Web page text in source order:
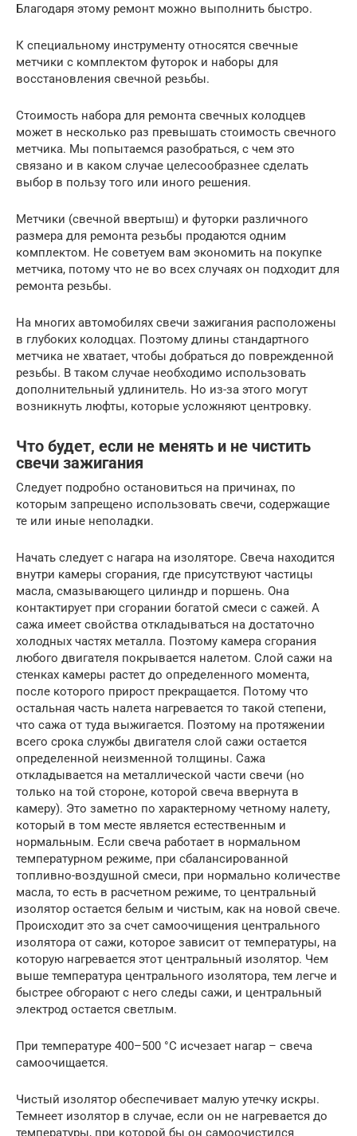
Благодаря этому ремонт можно выполнить быстро.
К специальному инструменту относятся свечные
метчики с комплектом футорок и наборы для
восстановления свечной резьбы.
Стоимость набора для ремонта свечных колодцев
может в несколько раз превышать стоимость свечного
метчика. Мы попытаемся разобраться, с чем это
связано и в каком случае целесообразнее сделать
выбор в пользу того или иного решения.
Метчики (свечной ввертыш) и футорки различного
размера для ремонта резьбы продаются одним
комплектом. Не советуем вам экономить на покупке
метчика, потому что не во всех случаях он подходит для
ремонта резьбы.
На многих автомобилях свечи зажигания расположены
в глубоких колодцах. Поэтому длины стандартного
метчика не хватает, чтобы добраться до поврежденной
резьбы. В таком случае необходимо использовать
дополнительный удлинитель. Но из-за этого могут
возникнуть люфты, которые усложняют центровку.
Что будет, если не менять и не чистить
свечи зажигания
Следует подробно остановиться на причинах, по
которым запрещено использовать свечи, содержащие
те или иные неполадки.
Начать следует с нагара на изоляторе. Свеча находится
внутри камеры сгорания, где присутствуют частицы
масла, смазывающего цилиндр и поршень. Она
контактирует при сгорании богатой смеси с сажей. А
сажа имеет свойства откладываться на достаточно
холодных частях металла. Поэтому камера сгорания
любого двигателя покрывается налетом. Слой сажи на
стенках камеры растет до определенного момента,
после которого прирост прекращается. Потому что
остальная часть налета нагревается то такой степени,
что сажа от туда выжигается. Поэтому на протяжении
всего срока службы двигателя слой сажи остается
определенной неизменной толщины. Сажа
откладывается на металлической части свечи (но
только на той стороне, которой свеча ввернута в
камеру). Это заметно по характерному четному налету,
который в том месте является естественным и
нормальным. Если свеча работает в нормальном
температурном режиме, при сбалансированной
топливно-воздушной смеси, при нормально количестве
масла, то есть в расчетном режиме, то центральный
изолятор остается белым и чистым, как на новой свече.
Происходит это за счет самоочищения центрального
изолятора от сажи, которое зависит от температуры, на
которую нагревается этот центральный изолятор. Чем
выше температура центрального изолятора, тем легче и
быстрее обгорают с него следы сажи, и центральный
электрод остается светлым.
При температуре 400–500 °С исчезает нагар – свеча
самоочищается.
Чистый изолятор обеспечивает малую утечку искры.
Темнеет изолятор в случае, если он не нагревается до
температуры, при которой бы он самоочистился